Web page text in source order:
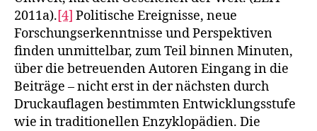
2011a).[4] Politische Ereignisse, neue
Forschungserkenntnisse und Perspektiven
finden unmittelbar, zum Teil binnen Minuten,
über die betreuenden Autoren Eingang in die
Beiträge – nicht erst in der nächsten durch
Druckauflagen bestimmten Entwicklungsstufe
wie in traditionellen Enzyklopädien. Die